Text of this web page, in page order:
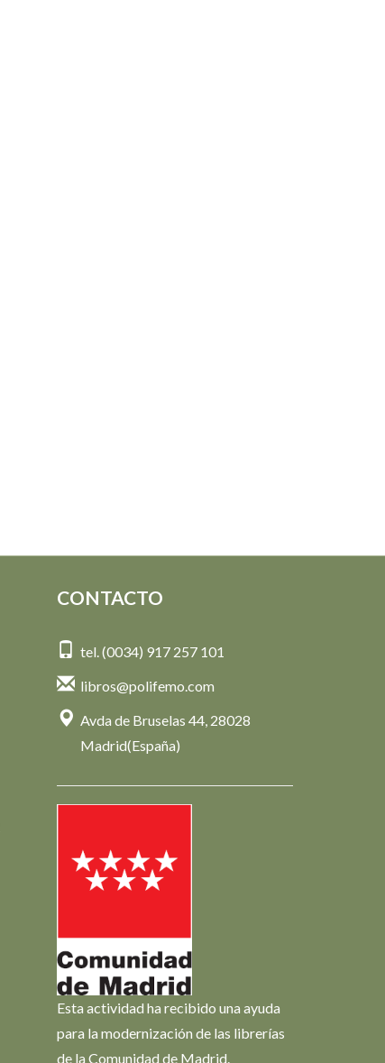
CONTACTO
tel. (0034) 917 257 101
libros@polifemo.com
Avda de Bruselas 44, 28028
Madrid(España)
Esta actividad ha recibido una ayuda
para la modernización de las librerías
de la Comunidad de Madrid.